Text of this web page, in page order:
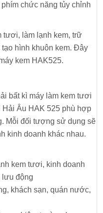
chức năng tủy chỉnh
tươi, làm lạnh kem, trữ
hình khuôn kem. Đây
kem HAK525.
bất kì máy làm kem tươi
Âu HAK 525 phù hợp
Mỗi đối tượng sử dụng sẽ
kinh doanh khác nhau.
kem tươi, kinh doanh
lưu động
khách sạn, quán nước,